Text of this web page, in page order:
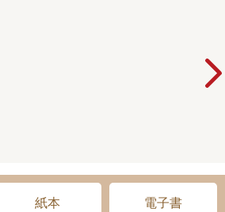
紙本 電子書